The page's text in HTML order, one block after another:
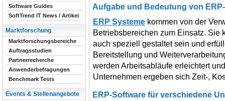
Aufgabe und Bedeutung von
ERP Systeme kommen von der
Betriebsbereichen zum Einsatz. Sie
auch speziell gestaltet sein und
Bereitstellung und
werden Arbeitsabläufe erleichtert
Unternehmen ergeben sich Zeit-,
ERP-Software für verschiedene
Software Guides
SoftTrend IT News / Artikel
Marktforschung
Marktforschungsbereiche
Auftragsstudien
Partnerrecherche
Anwenderbefragungen
Benchmark Tests
Events & Stellenangebote